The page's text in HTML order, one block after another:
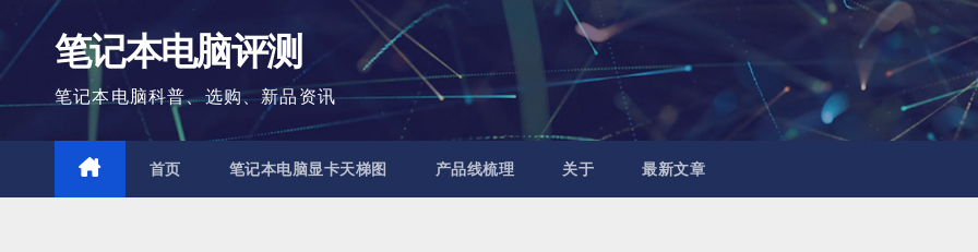
内
容
笔记本电脑评测
笔记本电脑科普、选购、新品资讯
首页 笔记本电脑显卡天梯图 产品线梳理 关于 最新文章